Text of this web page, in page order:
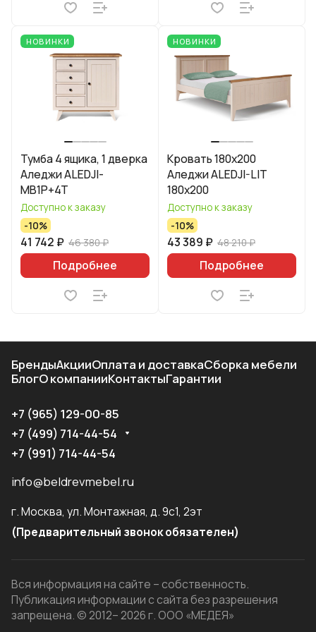
НОВИНКИ
Тумба 4 ящика, 1 дверка
Аледжи ALEDJI-
MB1P+4T
Доступно к заказу
-10%
41 742 ₽ 46 380 ₽
Подробнее
НОВИНКИ
Кровать 180x200
Аледжи ALEDJI-LIT
180x200
Доступно к заказу
-10%
43 389 ₽ 48 210 ₽
Подробнее
БрендыАкцииОплата и доставкаСборка мебели
БлогО компанииКонтактыГарантии
+7 (965) 129-00-85
+7 (499) 714-44-54
+7 (991) 714-44-54
info@beldrevmebel.ru
г. Москва, ул. Монтажная, д. 9с1, 2эт
(Предварительный звонок обязателен)
Вся информация на сайте – собственность.
Публикация информации с сайта без разрешения
запрещена. © 2012– 2026 г. ООО «МЕДЕЯ»